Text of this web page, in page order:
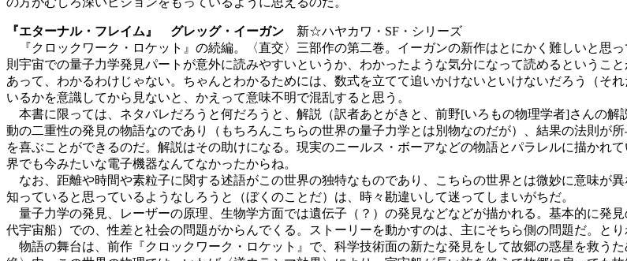
『エターナル・フレイム』 グレッグ・イーガン 新☆ハヤカワ・SF・シリーズ
『クロックワーク・ロケット』の続編。〈直交〉三部作の第二巻。イーガンの新作はとにかく難しいと思
則宇宙での量子力学発見パートが意外に読みやすいというか、わかったような気分になって読めるというこ
あって、わかるわけじゃない。ちゃんとわかるためには、数式を立てて追いかけないといけないだろう（そ
いるかを意識してから見ないと、かえって意味不明で混乱すると思う。
本書に限っては、ネタバレだろうと何だろうと、解説（訳者あとがきと、前野[いろもの物理学者]さんの
動の二重性の発見の物語なのであり（もちろんこちらの世界の量子力学とは別物なのだが）、結果の法則が
を喜ぶことができるのだ。解説はその助けになる。現実のニールス・ボーアなどの物語とパラレルに描かれ
界でも今みたいな電子機器なんてなかったからね。
なお、距離や時間や素粒子に関する述語がこの世界の独特なものであり、こちらの世界とは微妙に意味が
知っていると思っているようなしろうと（ぼくのことだ）は、時々勘違いして迷ってしまいがちだ。
量子力学の発見、レーザーの原理、生物学方面では遺伝子（？）の発見などなどが描かれる。基本的に発
代宇宙船）での、性差と社会の問題がからんでくる。ストーリーを動かすのは、主にそちら側の問題だ。と
物語の舞台は、前作『クロックワーク・ロケット』で、科学技術面の新たな発見をして故郷の惑星を救う